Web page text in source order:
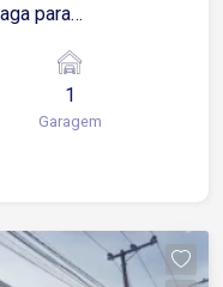
1
Garagem